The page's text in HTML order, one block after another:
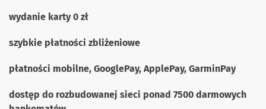
wydanie karty 0 zł
szybkie płatności zbliżeniowe
płatności mobilne, GooglePay, ApplePay, GarminPay
dostęp do rozbudowanej sieci ponad 7500 darmowych